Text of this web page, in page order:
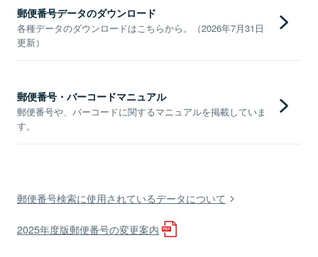
郵便番号データのダウンロード
各種データのダウンロードはこちらから。（2026年7月31日
更新）
郵便番号・バーコードマニュアル
郵便番号や、バーコードに関するマニュアルを掲載していま
す。
郵便番号検索に使用されているデータについて
2025年度版郵便番号の変更案内